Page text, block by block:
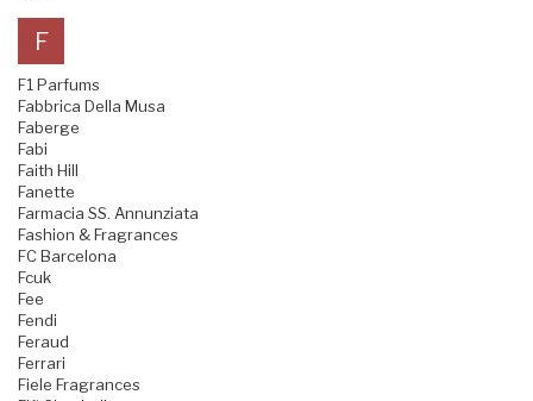
F
F1 Parfums
Fabbrica Della Musa
Faberge
Fabi
Faith Hill
Fanette
Farmacia SS. Annunziata
Fashion & Fragrances
FC Barcelona
Fcuk
Fee
Fendi
Feraud
Ferrari
Fiele Fragrances